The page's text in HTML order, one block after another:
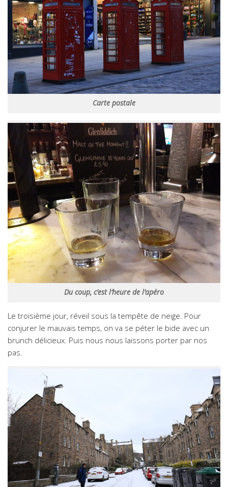
Carte postale
Du coup, c’est l’heure de l’apéro
Le troisième jour, réveil sous la tempête de neige. Pour
conjurer le mauvais temps, on va se péter le bide avec un
brunch délicieux. Puis nous nous laissons porter par nos
pas.